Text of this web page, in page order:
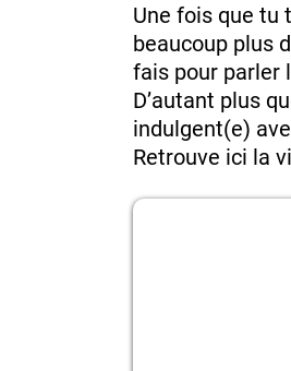
Une fois que tu
beaucoup plus
fais pour parler
D’autant plus
indulgent(e)
Retrouve ici la